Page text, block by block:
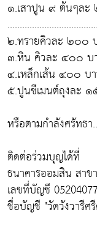
๑.เสาปูน ๙ ต้นๆล
๒.ทรายคิวละ ๒๐๐ บ
๓.หิน คิวละ ๔๐๐ บาท
๔.เหล็กเส้น ๔๐๐ บาท
๕.ปูนซีเมนต์ถุงละ ๑๕
หรือตามกำลังศรัทธา
ติดต่อร่วมบุญได้ที่
ธนาคารออมสิน สา
เลขที่บัญชี
ชื่อบัญชี "วัดวังวารีศ